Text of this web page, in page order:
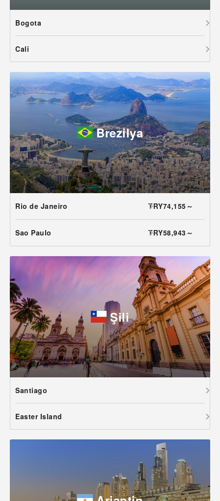
Bogota
Cali
Brezilya
Rio de Janeiro TRY74,155～
Sao Paulo TRY58,943～
Şili
Santiago
Easter Island